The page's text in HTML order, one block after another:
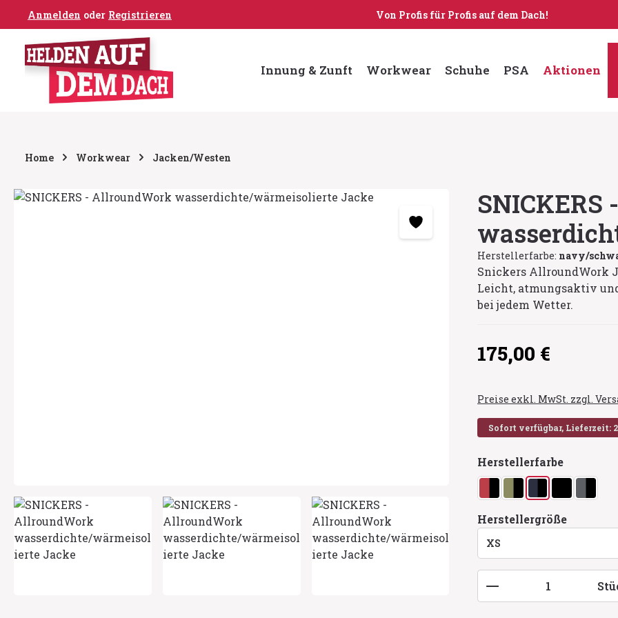
Hauptinhalt springen
Zur Hauptnavigation springen
Anmelden oder Registrieren Von Profis für Profis auf dem Dach!
Innung & Zunft Workwear Schuhe PSA Aktionen
Home Workwear Jacken/Westen
Bildergalerie überspringen
Herstellerfarbe: navy/
Snickers AllroundWork
Leicht, atmungsaktiv
bei jedem Wetter.
Regulärer Preis:
175,00 €
Preise exkl. MwSt. zzgl.
Sofort verfügbar, Lieferzeit:
Herstellerfarbe
chili/schwarz
khaki/grün/schwarz
navy/schwarz
schwarz
Herstellergröße
Produkt Anzahl: